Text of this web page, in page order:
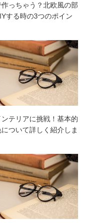
作っちゃう？北欧風の部
する時の3つのポイン
テリアに挑戦！基本的
ついて詳しく紹介しま